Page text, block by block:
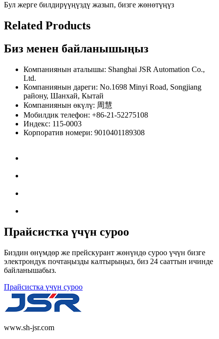
Бул жерге билдирүүңүздү жазып, бизге жөнөтүңүз
Related Products
Биз менен байланышыңыз
Компаниянын аталышы: Shanghai JSR Automation Co.,
Ltd.
Компаниянын дареги: No.1698 Minyi Road, Songjiang
району, Шанхай, Кытай
Компаниянын өкүлү: 周慧
Мобилдик телефон: +86-21-52275108
Индекс: 115-0003
Корпоратив номери: 9010401189308
Прайсистка үчүн суроо
Биздин өнүмдөр же прейскурант жөнүндө суроо үчүн бизге
электрондук почтаңызды калтырыңыз, биз 24 сааттын ичинде
байланышабыз.
Прайсистка үчүн суроо
www.sh-jsr.com